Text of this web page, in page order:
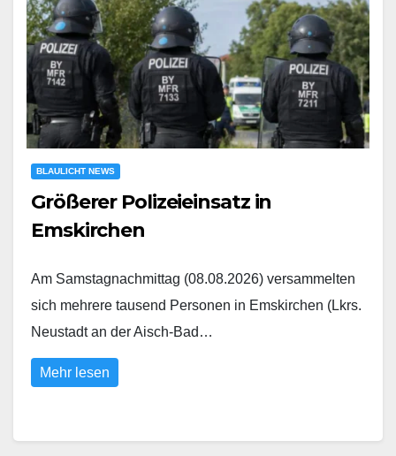
BLAULICHT NEWS
Größerer Polizeieinsatz in
Emskirchen
Am Samstagnachmittag (08.08.2026) versammelten
sich mehrere tausend Personen in Emskirchen (Lkrs.
Neustadt an der Aisch-Bad…
Mehr lesen